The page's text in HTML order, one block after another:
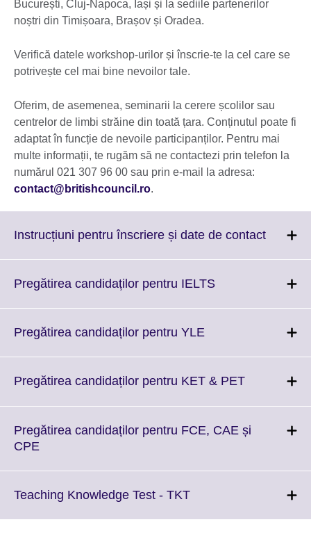
București, Cluj-Napoca, Iași și la sediile partenerilor
noștri din Timișoara, Brașov și Oradea.
Verifică datele workshop-urilor și înscrie-te la cel care se
potrivește cel mai bine nevoilor tale.
Oferim, de asemenea, seminarii la cerere școlilor sau
centrelor de limbi străine din toată țara. Conținutul poate fi
adaptat în funcție de nevoile participanților. Pentru mai
multe informații, te rugăm să ne contactezi prin telefon la
numărul 021 307 96 00 sau prin e-mail la adresa:
contact@britishcouncil.ro.
Instrucțiuni pentru înscriere și date de contactClick
More
Pregătirea candidaților pentru IELTSClick
Pregătirea candidaților pentru YLE
More
Pregătirea candidaților pentru KET & PETClick
More
Pregătirea candidaților pentru FCE, CAE și
CPE
More
Teaching Knowledge Test - TKTClick